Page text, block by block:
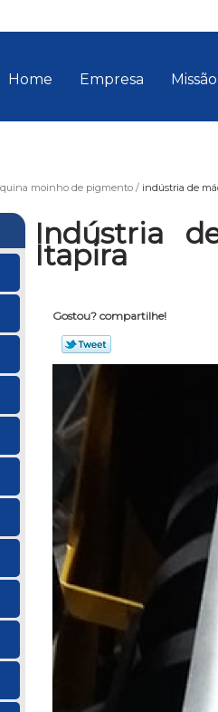
Home Empresa Missão
moinho de pigmento indústria de
Indústria
Itapira
Gostou? compartilhe!